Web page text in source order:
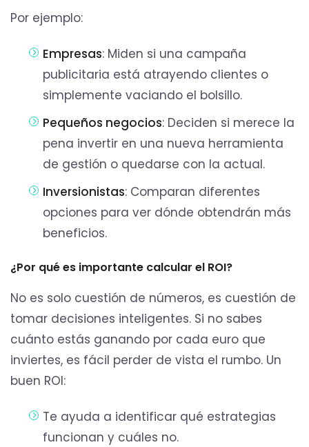
Por ejemplo:
Empresas: Miden si una campaña
publicitaria está atrayendo clientes o
simplemente vaciando el bolsillo.
Pequeños negocios: Deciden si merece la
pena invertir en una nueva herramienta
de gestión o quedarse con la actual.
Inversionistas: Comparan diferentes
opciones para ver dónde obtendrán más
beneficios.
¿Por qué es importante calcular el ROI?
No es solo cuestión de números, es cuestión de
tomar decisiones inteligentes. Si no sabes
cuánto estás ganando por cada euro que
inviertes, es fácil perder de vista el rumbo. Un
buen ROI:
Te ayuda a identificar qué estrategias
funcionan y cuáles no.